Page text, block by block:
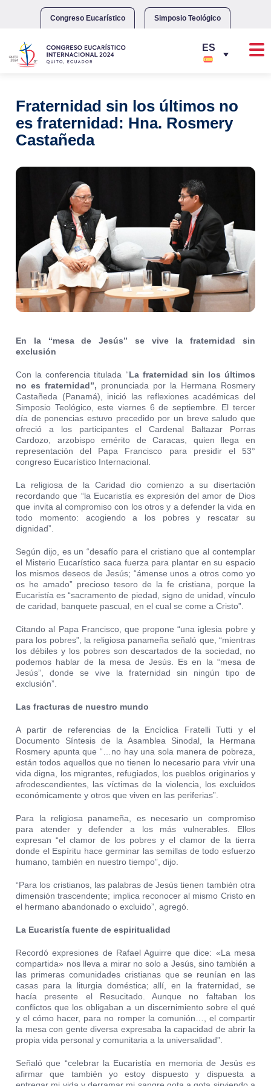
Congreso Eucarístico Simposio Teológico
Fraternidad sin los últimos no
es fraternidad: Hna. Rosmery
Castañeda
En la “mesa de Jesús” se vive la fraternidad sin
exclusión
Con la conferencia titulada “La fraternidad sin los últimos
no es fraternidad”, pronunciada por la Hermana Rosmery
Castañeda (Panamá), inició las reflexiones académicas del
Simposio Teológico, este viernes 6 de septiembre. El tercer
día de ponencias estuvo precedido por un breve saludo que
ofreció a los participantes el Cardenal Baltazar Porras
Cardozo, arzobispo emérito de Caracas, quien llega en
representación del Papa Francisco para presidir el 53°
congreso Eucarístico Internacional.
La religiosa de la Caridad dio comienzo a su disertación
recordando que “la Eucaristía es expresión del amor de Dios
que invita al compromiso con los otros y a defender la vida en
todo momento: acogiendo a los pobres y rescatar su
dignidad”.
Según dijo, es un “desafío para el cristiano que al contemplar
el Misterio Eucarístico saca fuerza para plantar en su espacio
los mismos deseos de Jesús; “ámense unos a otros como yo
os he amado” precioso tesoro de la fe cristiana, porque la
Eucaristía es “sacramento de piedad, signo de unidad, vínculo
de caridad, banquete pascual, en el cual se come a Cristo”.
Citando al Papa Francisco, que propone “una iglesia pobre y
para los pobres”, la religiosa panameña señaló que, “mientras
los débiles y los pobres son descartados de la sociedad, no
podemos hablar de la mesa de Jesús. Es en la “mesa de
Jesús”, donde se vive la fraternidad sin ningún tipo de
exclusión”.
Las fracturas de nuestro mundo
A partir de referencias de la Encíclica Fratelli Tutti y el
Documento Síntesis de la Asamblea Sinodal, la Hermana
Rosmery apunta que “…no hay una sola manera de pobreza,
están todos aquellos que no tienen lo necesario para vivir una
vida digna, los migrantes, refugiados, los pueblos originarios y
afrodescendientes, las víctimas de la violencia, los excluidos
económicamente y otros que viven en las periferias”.
Para la religiosa panameña, es necesario un compromiso
para atender y defender a los más vulnerables. Ellos
expresan “el clamor de los pobres y el clamor de la tierra
donde el Espíritu hace germinar las semillas de todo esfuerzo
humano, también en nuestro tiempo”, dijo.
“Para los cristianos, las palabras de Jesús tienen también otra
dimensión trascendente; implica reconocer al mismo Cristo en
el hermano abandonado o excluido”, agregó.
La Eucaristía fuente de espiritualidad
Recordó expresiones de Rafael Aguirre que dice: «La mesa
compartida» nos lleva a mirar no solo a Jesús, sino también a
las primeras comunidades cristianas que se reunían en las
casas para la liturgia doméstica; allí, en la fraternidad, se
hacía presente el Resucitado. Aunque no faltaban los
conflictos que los obligaban a un discernimiento sobre el qué
y el cómo hacer, para no romper la comunión…, el compartir
la mesa con gente diversa expresaba la capacidad de abrir la
propia vida personal y comunitaria a la universalidad”.
Señaló que “celebrar la Eucaristía en memoria de Jesús es
afirmar que también yo estoy dispuesto y dispuesta a